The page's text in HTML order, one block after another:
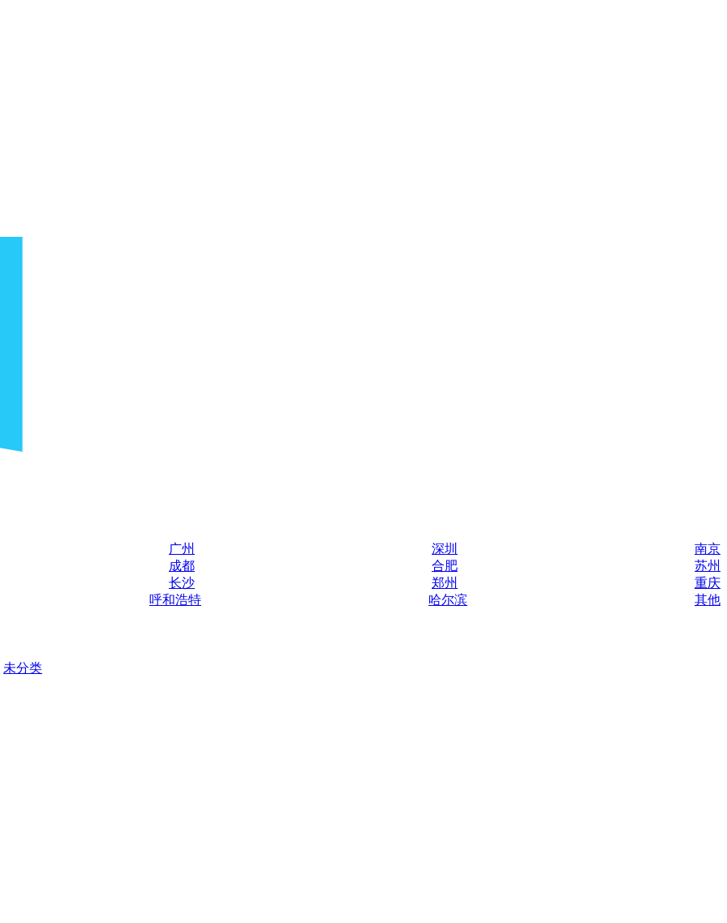
广州 深圳
南京
成都 合肥
苏州
长沙 郑州
重庆
呼和浩特 哈尔滨
其他
未分类